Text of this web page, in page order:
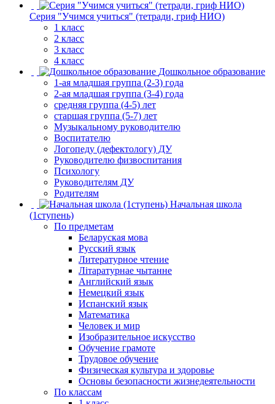
Серия "Учимся учиться" (тетради, гриф НИО)
1 класс
2 класс
3 класс
4 класс
Дошкольное образование
1-ая младшая группа (2-3) года
2-ая младшая группа (3-4) года
средняя группа (4-5) лет
старшая группа (5-7) лет
Музыкальному руководителю
Воспитателю
Логопеду (дефектологу) ДУ
Руководителю физвоспитания
Психологу
Руководителям ДУ
Родителям
Начальная школа
(1ступень)
По предметам
Беларуская мова
Русский язык
Литературное чтение
Літаратурнае чытанне
Английский язык
Немецкий язык
Испанский язык
Математика
Человек и мир
Изобразительное искусство
Обучение грамоте
Трудовое обучение
Физическая культура и здоровье
Основы безопасности жизнедеятельности
По классам